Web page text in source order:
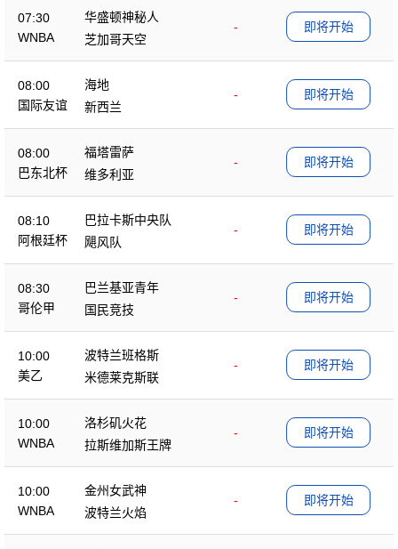
07:30
WNBA
华盛顿神秘人
-
芝加哥天空
即将开始
08:00
国际友谊
海地
-
新西兰
即将开始
08:00
巴东北杯
福塔雷萨
-
维多利亚
即将开始
08:10
阿根廷杯
巴拉卡斯中央队
-
飓风队
即将开始
08:30
哥伦甲
巴兰基亚青年
-
国民竞技
即将开始
10:00
美乙
波特兰班格斯
-
米德莱克斯联
即将开始
10:00
WNBA
洛杉矶火花
-
拉斯维加斯王牌
即将开始
10:00
WNBA
金州女武神
-
波特兰火焰
即将开始